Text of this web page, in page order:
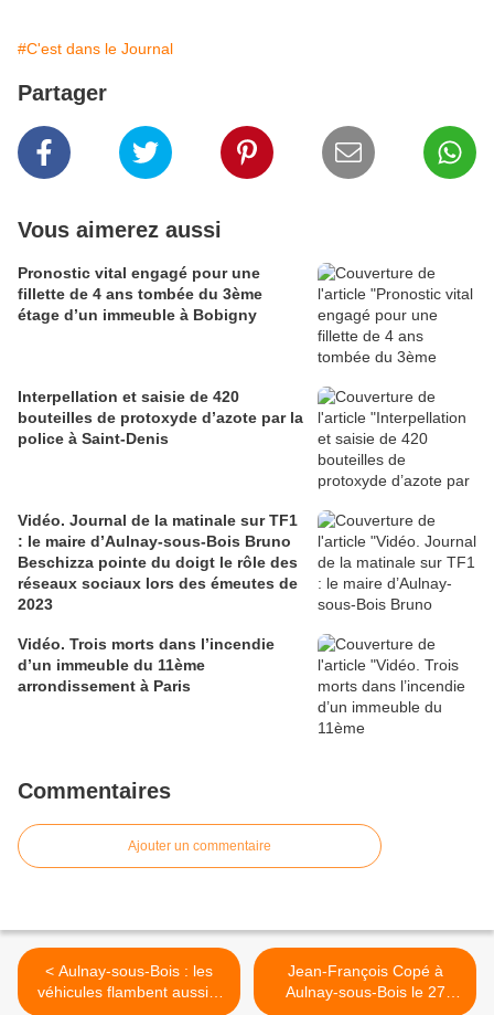
#C'est dans le Journal
Partager
Vous aimerez aussi
Pronostic vital engagé pour une
fillette de 4 ans tombée du 3ème
étage d’un immeuble à Bobigny
Interpellation et saisie de 420
bouteilles de protoxyde d’azote par la
police à Saint-Denis
Vidéo. Journal de la matinale sur TF1
: le maire d’Aulnay-sous-Bois Bruno
Beschizza pointe du doigt le rôle des
réseaux sociaux lors des émeutes de
2023
Vidéo. Trois morts dans l’incendie
d’un immeuble du 11ème
arrondissement à Paris
Commentaires
Ajouter un commentaire
< Aulnay-sous-Bois : les
véhicules flambent aussi à
Jean-François Copé à
Aulnay-sous-Bois le 27